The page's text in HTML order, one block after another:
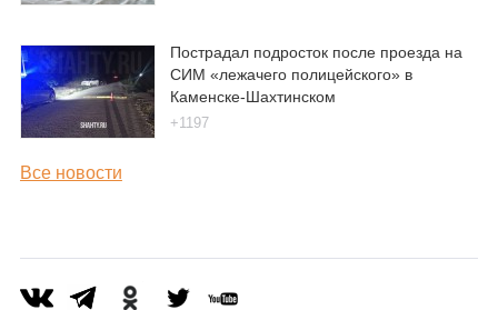
Пострадал подросток после проезда на
СИМ «лежачего полицейского» в
Каменске-Шахтинском
+1197
Все новости